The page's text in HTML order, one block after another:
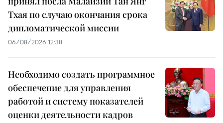
Тхая по случаю окончания срока
дипломатической миссии
06/08/2026 12:38
Необходимо создать программное
обеспечение для управления
работой и систему показателей
оценки деятельности кадров